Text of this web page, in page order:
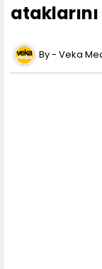
Veka